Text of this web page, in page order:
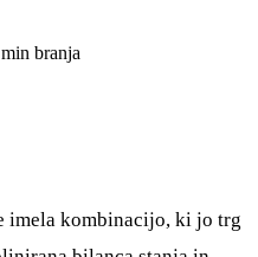
branja
imela kombinacijo, ki jo trg